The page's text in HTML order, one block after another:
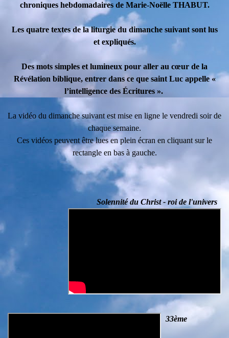
chroniques hebdomadaires de Marie-Noëlle THABUT.
Les quatre textes de la liturgie du dimanche suivant sont lus
et expliqués.
Des mots simples et lumineux pour aller au cœur de la
Révélation biblique, entrer dans ce que saint Luc appelle «
l’intelligence des Écritures ».
La vidéo du dimanche suivant est mise en ligne le vendredi soir de
chaque semaine.
Ces vidéos peuvent être lues en plein écran en cliquant sur le
rectangle en bas à gauche.
Solennité du Christ - roi de l'univers
33ème